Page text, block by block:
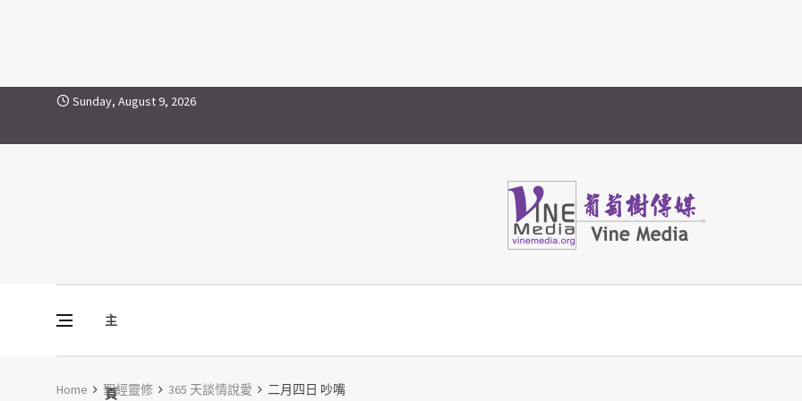
Skip to contentSunday, August 9, 2026
主
頁
Vine Media
葡萄樹傳媒
Home 聖經靈修 365 天談情說愛 二月四日 吵嘴